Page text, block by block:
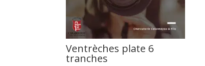
Ventrèches plate 6
tranches